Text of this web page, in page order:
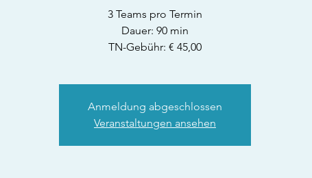
3 Teams pro Termin
Dauer: 90 min
TN-Gebühr: € 45,00
Anmeldung abgeschlossen
Veranstaltungen ansehen